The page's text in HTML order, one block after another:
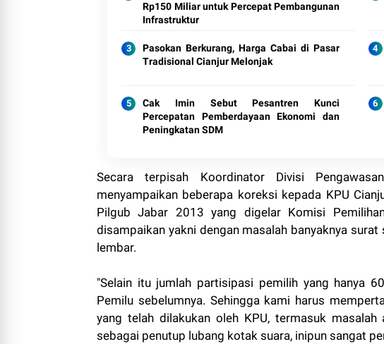
Rp150 Miliar untuk Percepat Pembangunan
Infrastruktur
Pasokan Berkurang, Harga Cabai di Pasar
Tradisional Cianjur Melonjak
Cak Imin Sebut Pesantren Kunci
Percepatan Pemberdayaan Ekonomi dan
Peningkatan SDM
Secara terpisah Koordinator Divisi
menyampaikan beberapa koreksi kepada KPU
Pilgub Jabar 2013 yang digelar Komisi
disampaikan yakni dengan masalah banyaknya
lembar.
"Selain itu jumlah partisipasi pemilih yang hanya
Pemilu sebelumnya. Sehingga kami harus
yang telah dilakukan oleh KPU, termasuk
sebagai penutup lubang kotak suara, inipun sangat